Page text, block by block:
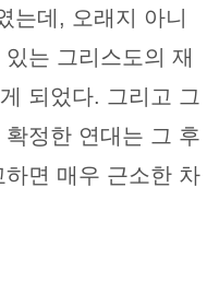
는데, 오래지 아니
는 그리스도의 재
되었다. 그리고 그
정한 연대는 그 후
면 매우 근소한 차